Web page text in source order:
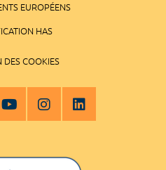
EUROPÉENS
HAS
DES COOKIES